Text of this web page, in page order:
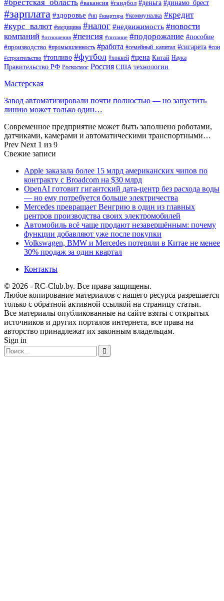
#брестская_область #вакансия #гандбол #деньга #динамо_брест
#зарплата #здоровье #ип #квартира #коммуналка #кредит
#курс_валют #медицина #налог #недвижимость #новости
компаний #отношения #пенсия #питание #подорожание #пособие
#производство #промышленность #работа #семейный_капитал #сигарета #сон
#строительство #топливо #футбол #хоккей #цена Китай Наука
Правительство РФ Роскосмос Россия США технологии
Мастерская
Завод автоматизировали почти полностью — но запустить
линию может только один…
Современное предприятие может быть заполнено роботами,
датчиками, камерами и автоматическими транспортными…
Prev Next 1 из 9
Свежие записи
Apple заказала более 15 млрд американских чипов по
контракту с Broadcom на $30 млрд
OpenAI готовит гигантский дата-центр без расхода воды
— но ему потребуется больше электричества
Mercedes превращает Венгрию в один из главных
центров производства своих электромобилей
Автомобиль всё чаще продают незавершённым: почему
функции добавляют уже после покупки
Volkswagen, BMW и Mercedes потеряли в Китае не менее
30% продаж за один квартал
Контакты
© 2026 - RC-Club.by. Все права защищены.
Любое копирование материалов с нашего ресурса разрешается
только с обратной активной ссылкой на страницу статьи.
Все материалы опубликованные на сайте взяты с открытых
источников и других порталов интернета, все права на
авторство принадлежат их законным владельцам.
Sign in